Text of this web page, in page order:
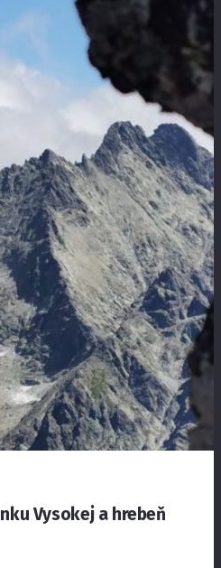
Vysokej a hrebeň